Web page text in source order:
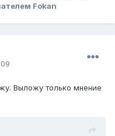
Fokan
Выложу только мнение